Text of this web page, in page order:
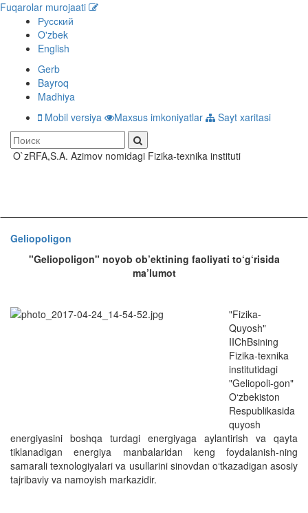
Fuqarolar murojaati
Русский
O'zbek
English
Gerb
Bayroq
Madhiya
Mobil versiya
Maxsus imkoniyatlar Sayt xaritasi
O`zRFA,S.A. Azimov nomidagi Fizika-texnika instituti
Geliopoligon
"Geliopoligon" noyob ob’ektining faoliyati to‘g‘risida
ma’lumot
"Fizika-
Quyosh"
IIChBsining
Fizika-texnika
institutidagi
"Geliopoli-gon"
O‘zbekiston
Respublikasida
quyosh
energiyasini boshqa turdagi energiyaga aylantirish va qayta
tiklanadigan energiya manbalaridan keng foydalanish-ning
samarali texnologiyalari va usullarini sinovdan o‘tkazadigan asosiy
tajribaviy va namoyish markazidir.